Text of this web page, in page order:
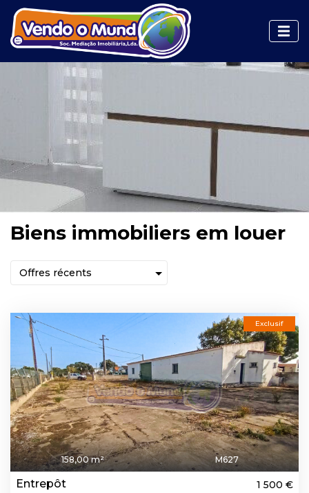
Biens immobiliers em louer
Exclusif
158,00 m² M627
Entrepôt 1 500 €